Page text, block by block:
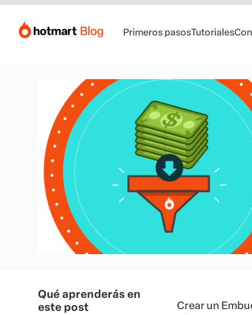
Primeros pasosTutoriales
Qué aprenderás en
este post
Crear un